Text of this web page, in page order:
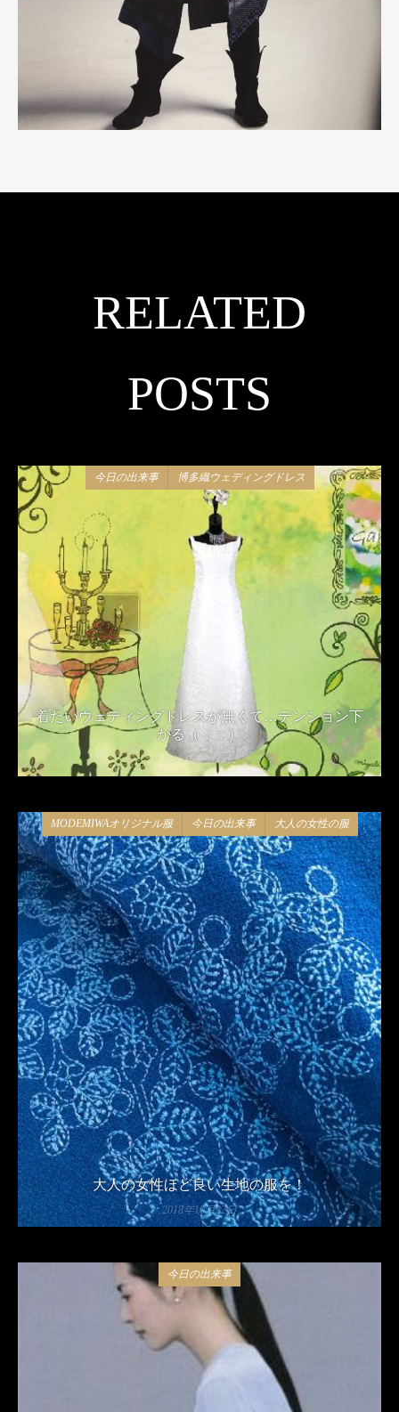
RELATED
POSTS
今日の出来事 博多織ウェディングドレス
着たいウェディングドレスが無くて…テンション下
がる（；；）
2018年11月15日
MODEMIWAオリジナル服 今日の出来事 大人の女性の服
大人の女性ほど良い生地の服を！
2018年10月22日
今日の出来事